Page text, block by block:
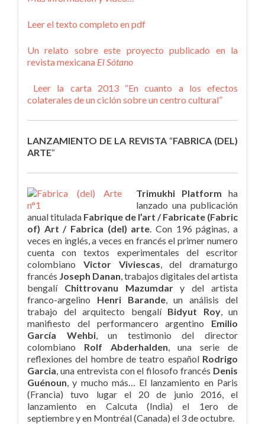
Leer el texto completo en pdf
Un relato sobre este proyecto publicado en la
revista mexicana El Sótano
Leer la carta 2013 “En cuanto a los efectos
colaterales de un ciclón sobre un centro cultural”
LANZAMIENTO DE LA REVISTA “FABRICA (DEL)
ARTE“
Trimukhi Platform ha
lanzado una publicación
anual titulada Fabrique de l’art / Fabricate (Fabric
of) Art / Fabrica (del) arte. Con 196 páginas, a
veces en inglés, a veces en francés el primer numero
cuenta con textos experimentales del escritor
colombiano Victor Viviescas, del dramaturgo
francés Joseph Danan, trabajos digitales del artista
bengalí Chittrovanu Mazumdary del artista
franco-argelino Henri Barande, un análisis del
trabajo del arquitecto bengalí Bidyut Roy, un
manifiesto del performancero argentino Emilio
García Wehbi, un testimonio del director
colombiano Rolf Abderhalden, una serie de
reflexiones del hombre de teatro español Rodrigo
Garcia, una entrevista con el filosofo francés Denis
Guénoun, y mucho más… El lanzamiento en Paris
(Francia) tuvo lugar el 20 de junio 2016, el
lanzamiento en Calcuta (India) el 1ero de
septiembre y en Montréal (Canada) el 3 de octubre.